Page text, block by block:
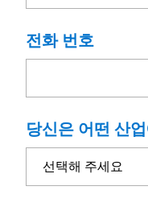
전화 번호
당신은 어떤 산